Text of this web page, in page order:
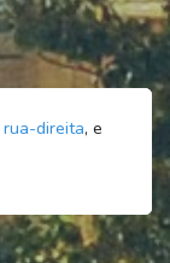
rua-direita, e